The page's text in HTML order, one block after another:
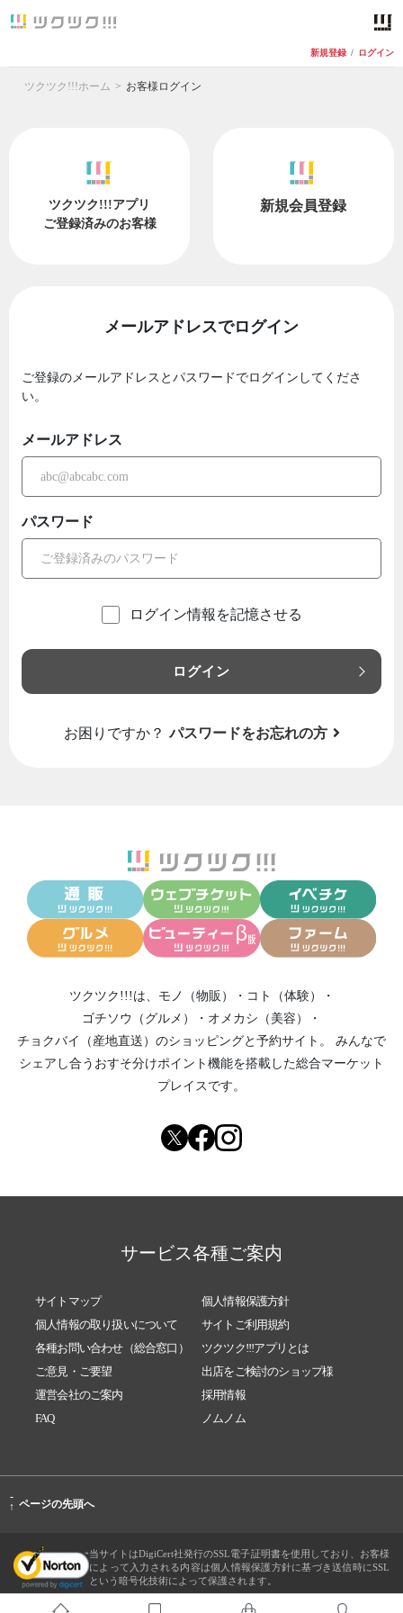
新規登録 / ログイン
ツクツク!!!ホーム お客様ログイン
ツクツク!!!アプリ
ご登録済みのお客様
新規会員登録
メールアドレスでログイン
ご登録のメールアドレスとパスワードでログインしてくださ
い。
メールアドレス
パスワード
ログイン情報を記憶させる
ログイン
お困りですか？ パスワードをお忘れの方
ツクツク!!!は、 モノ（物販） ・ コト（体験）
・
ゴチソウ（グルメ）
・ オメカシ（美容）
・
チョクバイ（産地直送） のショッピングと予約サイト。
みんなで
シェアし合う おすそ分けポイント機能を搭載した総合マーケット
プレイスです。
サービス各種ご案内
サイトマップ
個人情報保護方針
個人情報の取り扱いについて
サイトご利用規約
各種お問い合わせ（総合窓口）
ツクツク!!!アプリとは
ご意見・ご要望
出店をご検討のショップ様
運営会社のご案内
採用情報
FAQ
ノムノム
-
↑ ページの先頭へ
当サイトはDigiCert社発行のSSL電子証明書を使用しており、お客様
によって入力される内容は個人情報保護方針に基づき送信時にSSL
という暗号化技術によって保護されます。